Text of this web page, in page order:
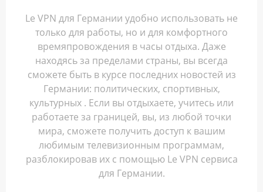
Le VPN для Германии удобно использовать не
только для работы, но и для комфортного
времяпровождения в часы отдыха. Даже
находясь за пределами страны, вы всегда
сможете быть в курсе последних новостей из
Германии: политических, спортивных,
культурных . Если вы отдыхаете, учитесь или
работаете за границей, вы, из любой точки
мира, сможете получить доступ к вашим
любимым телевизионным программам,
разблокировав их с помощью Le VPN сервиса
для Германии.